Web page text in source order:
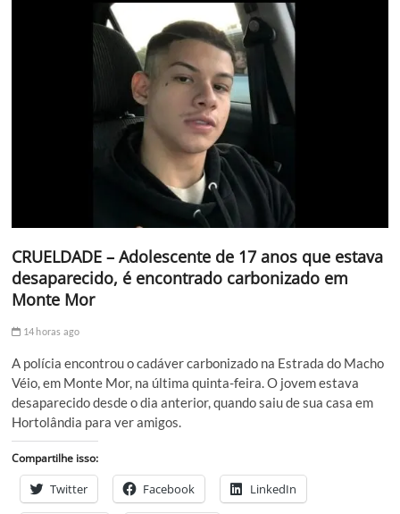
CRUELDADE – Adolescente de 17 anos que estava
desaparecido, é encontrado carbonizado em
Monte Mor
14 horas ago
A polícia encontrou o cadáver carbonizado na Estrada do Macho
Véio, em Monte Mor, na última quinta-feira. O jovem estava
desaparecido desde o dia anterior, quando saiu de sua casa em
Hortolândia para ver amigos.
Compartilhe isso:
Twitter Facebook LinkedIn